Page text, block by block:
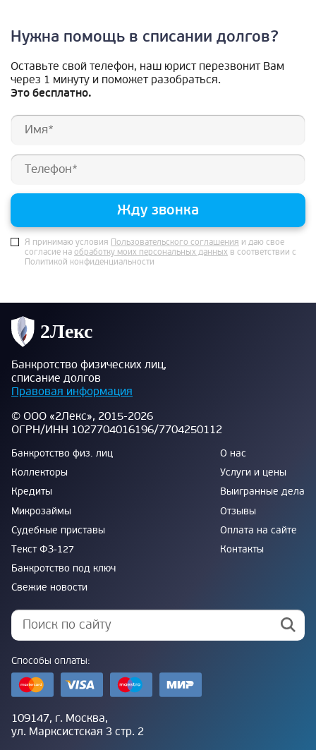
Нужна помощь в списании долгов?
Оставьте свой телефон, наш юрист перезвонит Вам
через 1 минуту и поможет разобраться.
Это бесплатно.
Жду звонка
Я принимаю условия Пользовательского соглашения и даю свое
согласие на обработку моих персональных данных в соответствии с
Политикой конфиденциальности
Банкротство физических лиц,
списание долгов
Правовая информация
© ООО «2Лекс», 2015-2026
ОГРН/ИНН 1027704016196/7704250112
Банкротство физ. лиц
Коллекторы
Кредиты
Микрозаймы
Судебные приставы
Текст ФЗ-127
Банкротство под ключ
Свежие новости
О нас
Услуги и цены
Выигранные дела
Отзывы
Оплата на сайте
Контакты
Способы оплаты:
109147, г. Москва,
ул. Марксистская 3 стр. 2